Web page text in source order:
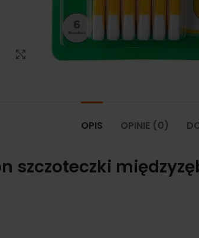
Kliknij, aby powiększyć
OPIS OPINIE (0)
szczoteczki